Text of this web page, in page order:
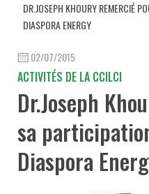
DR.JOSEPH KHOURY REMERCIÉ
DIASPORA ENERGY
02/07/2015
ACTIVITÉS DE LA CCILCI
Dr.Joseph
sa
Diaspora